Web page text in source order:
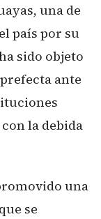
una de
país por su
sido objeto
ante
la debida
una
se